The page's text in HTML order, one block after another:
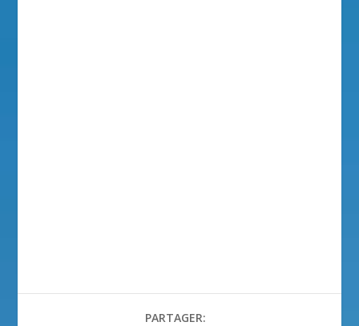
PARTAGER: